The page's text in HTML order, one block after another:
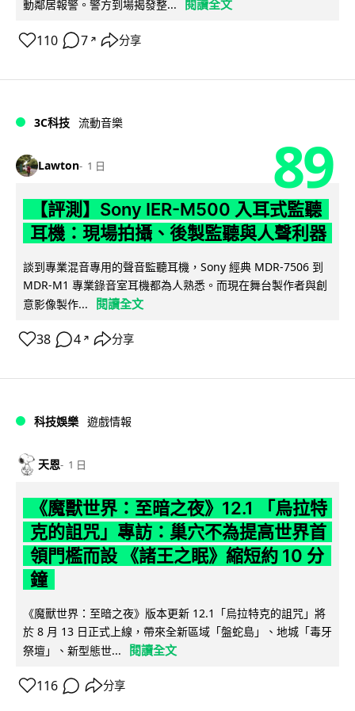
動鄰居報警。警方到場揭發整...
閱讀全文
110 7 ↗ 分享
3C科技 流動音樂
Lawton 1 日 89
【評測】Sony IER-M500 入耳式監聽
耳機：現場拍攝、後製監聽與人聲利器
談到專業混音專用的聲音監聽耳機，Sony 經典 MDR-7506 到
MDR-M1 專業錄音室耳機都為人熟悉。而現在舞台製作者與創
意影像製作...
閱讀全文
38 4 ↗ 分享
科技娛樂 遊戲情報
天恩 1 日
《魔獸世界：至暗之夜》12.1 「烏拉特
克的詛咒」專訪：巢穴不為提高世界首
領門檻而設 《諸王之眠》縮短約 10 分
鐘
《魔獸世界：至暗之夜》版本更新 12.1「烏拉特克的詛咒」將
於 8 月 13 日正式上線，帶來全新區域「盤蛇島」、地城「毒牙
祭壇」、新型態世...
閱讀全文
116 分享